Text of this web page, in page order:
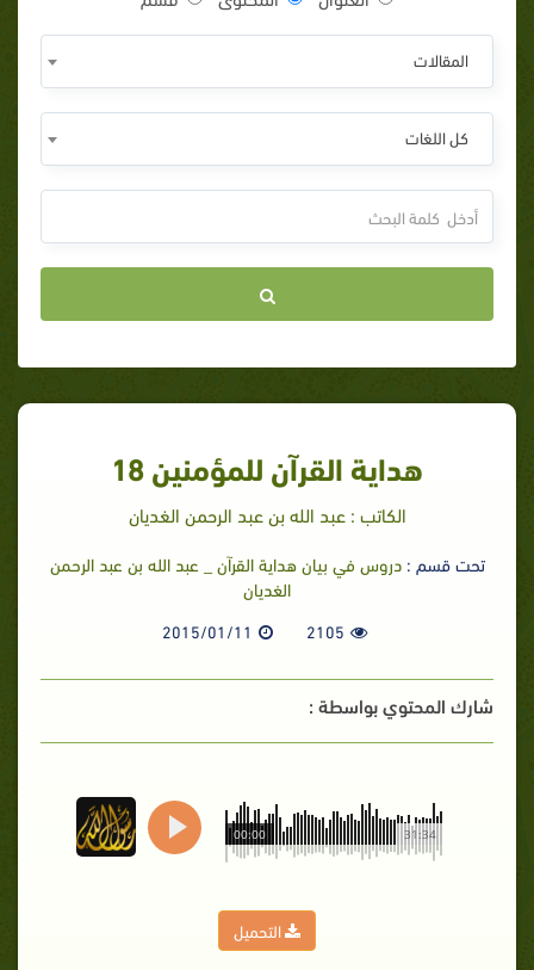
المقالات
كل اللغات
هداية القرآن للمؤمنين 18
الكاتب : عبد الله بن عبد الرحمن الغديان
تحت قسم :دروس في بيان هداية القرآن _ عبد الله بن عبد الرحمن
الغديان
2105
2015/01/11
شارك المحتوي بواسطة :
31:34
00:00
التحميل